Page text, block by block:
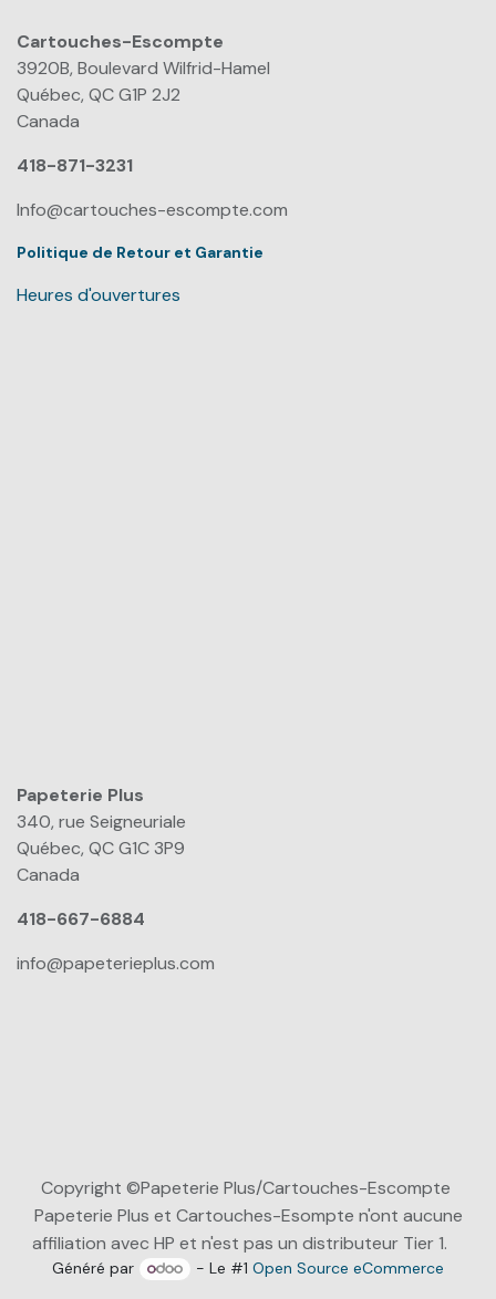
Cartouches-Escompte
3920B, Boulevard Wilfrid-Hamel
Québec, QC G1P 2J2
Canada
418-871-3231
Info@cartouches-escompte.com
Politique de Retour et Garantie
Heures d'ouvertures
Papeterie Plus​
340, rue Seigneuriale
Québec, QC G1C 3P9
Canada
418-667-6884
info@papeterieplus.com
Copyright ©Papeterie Plus/Cartouches-Escompte
Papeterie Plus et Cartouches-Esompte n'ont aucune
affiliation avec HP et n'est pas un distributeur Tier 1.
Généré par - Le #1Open Source eCommerce